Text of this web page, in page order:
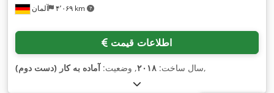
آلمان ۴٬۰۶۹ km
اطلاعات قیمت
سال ساخت: ۲۰۱۸, وضعیت:آماده به کار (دست دوم) ,